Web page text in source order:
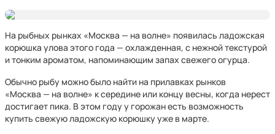
На рыбных рынках «Москва — на волне» появилась ладожская
корюшка улова этого года — охлажденная, с нежной текстурой
и тонким ароматом, напоминающим запах свежего огурца.
Обычно рыбу можно было найти на прилавках рынков
«Москва — на волне» к середине или концу весны, когда нерест
достигает пика. В этом году у горожан есть возможность
купить свежую ладожскую корюшку уже в марте.